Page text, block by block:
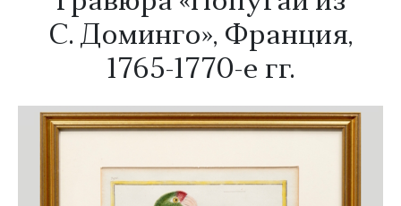
С. Доминго​», Франция,
1765-1770-е гг.